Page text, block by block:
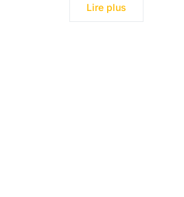
Lire plus